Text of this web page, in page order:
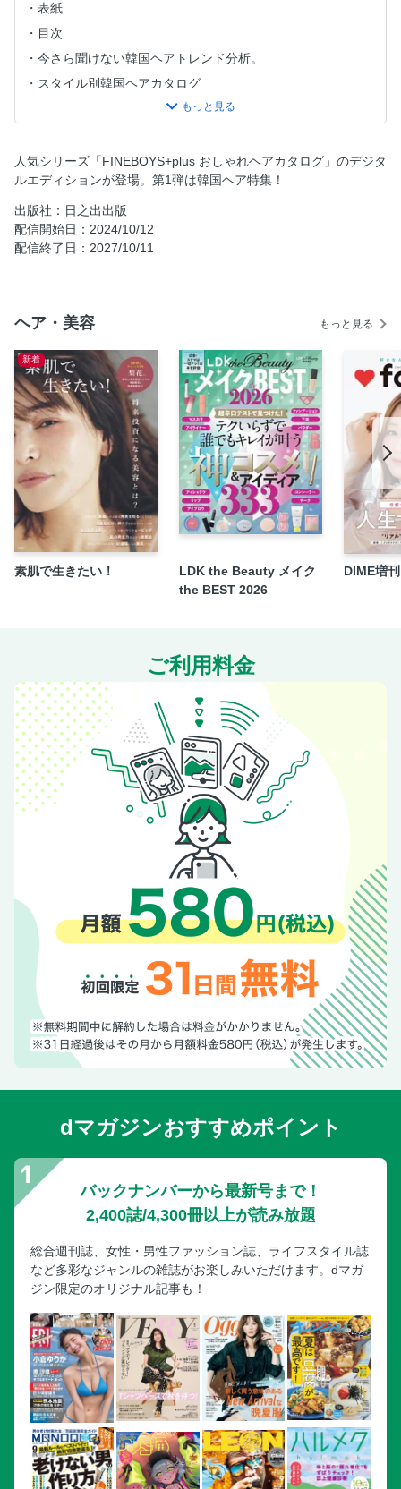
表紙
目次
今さら聞けない韓国ヘアトレンド分析。
スタイル別韓国ヘアカタログ
男子ネイルカラー新時代。
スタッフリスト
人気シリーズ「FINEBOYS+plus おしゃれヘアカタログ」のデジタ
ルエディションが登場。第1弾は韓国ヘア特集！
出版社：日之出出版
配信開始日：2024/10/12
配信終了日：2027/10/11
ヘア・美容 もっと見る
新着
素肌で生きたい！
LDK the Beauty メイク
the BEST 2026
DIME増
ご利用料金
dマガジンおすすめポイント
バックナンバーから最新号まで！
2,400誌/4,300冊以上が読み放題
総合週刊誌、女性・男性ファッション誌、ライフスタイル誌
など多彩なジャンルの雑誌がお楽しみいただけます。dマガ
ジン限定のオリジナル記事も！